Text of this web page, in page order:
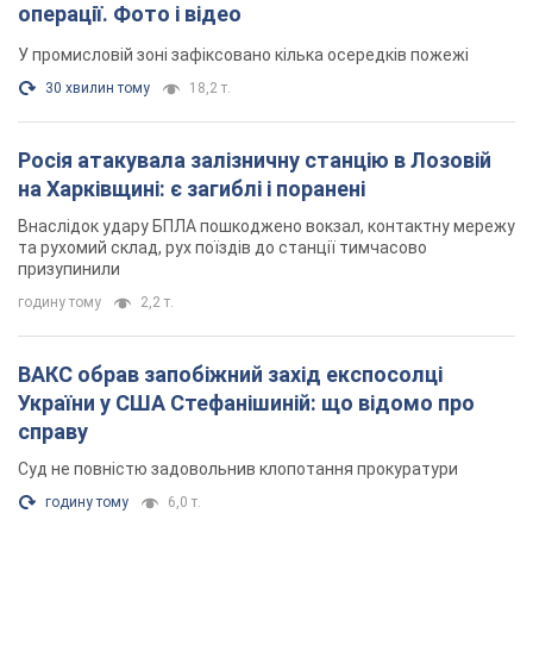
операції. Фото і відео
У промисловій зоні зафіксовано кілька осередків пожежі
30 хвилин тому 18,2 т.
Росія атакувала залізничну станцію в Лозовій
на Харківщині: є загиблі і поранені
Внаслідок удару БПЛА пошкоджено вокзал, контактну мережу
та рухомий склад, рух поїздів до станції тимчасово
призупинили
годину тому 2,2 т.
ВАКС обрав запобіжний захід експосолці
України у США Стефанішиній: що відомо про
справу
Суд не повністю задовольнив клопотання прокуратури
годину тому 6,0 т.